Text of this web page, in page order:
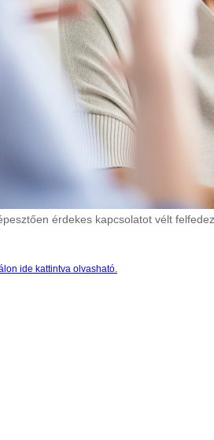
érdekes kapcsolatot vélt
ide kattintva olvasható.